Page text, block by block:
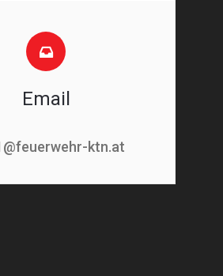
Email
ktn.at